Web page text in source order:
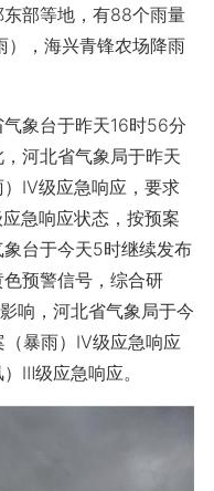
部等地，有88个雨量
），海兴青锋农场降雨
象台于昨天16时56分
河北省气象局于昨天
）Ⅳ级应急响应，要求
急响应状态，按预案
台于今天5时继续发布
预警信号，综合研
响，河北省气象局于今
（暴雨）Ⅳ级应急响应
Ⅲ级应急响应。